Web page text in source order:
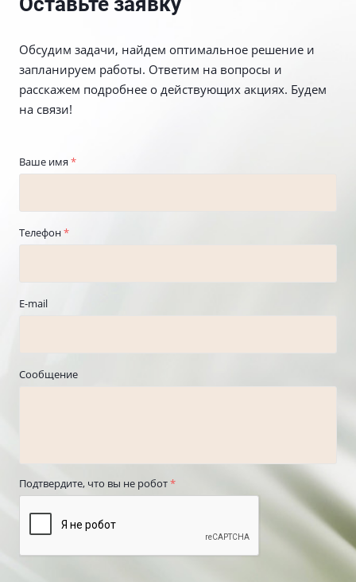
Обсудим задачи, найдем оптимальное решение и
запланируем работы. Ответим на вопросы и
расскажем подробнее о действующих акциях. Будем
на связи!
Ваше имя *
Телефон*
E-mail
Сообщение
Подтвердите, что вы не робот*